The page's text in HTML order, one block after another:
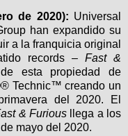
de 2020): Universal
han expandido su
a la franquicia original
records – Fast &
esta propiedad de
Technic™ creando un
del 2020. El
& Furious llega a los
mayo del 2020.